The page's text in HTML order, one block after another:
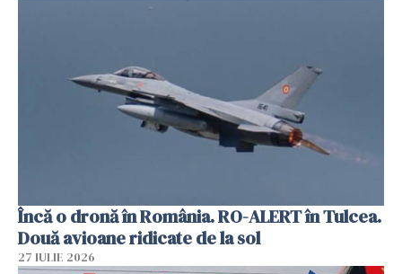
Încă o dronă în România. RO-ALERT în Tulcea.
Două avioane ridicate de la sol
27 IULIE 2026